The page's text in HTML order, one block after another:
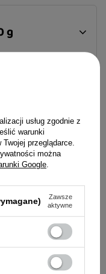
start
g
usług zgodnie z
warunki
przeglądarce.
można
Google
Zawsze
aktywne